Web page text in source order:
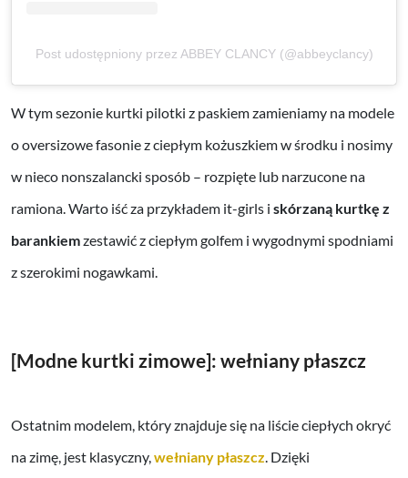
Post udostępniony przez ABBEY CLANCY (@abbeyclancy)
W tym sezonie kurtki pilotki z paskiem zamieniamy na modele
o oversizowe fasonie z ciepłym kożuszkiem w środku i nosimy
w nieco nonszalancki sposób – rozpięte lub narzucone na
ramiona. Warto iść za przykładem it-girls i skórzaną kurtkę z
barankiemzestawić z ciepłym golfem i wygodnymi spodniami
z szerokimi nogawkami.
[Modne kurtki zimowe]: wełniany płaszcz
Ostatnim modelem, który znajduje się na liście ciepłych okryć
na zimę, jest klasyczny,wełniany płaszcz. Dzięki